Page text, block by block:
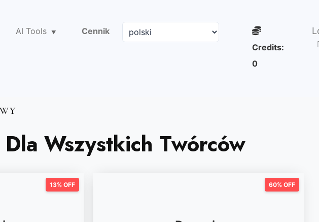
AI Tools
Cennik
Credits:
0
Wszystkich Twórców
13% OFF 60% OFF